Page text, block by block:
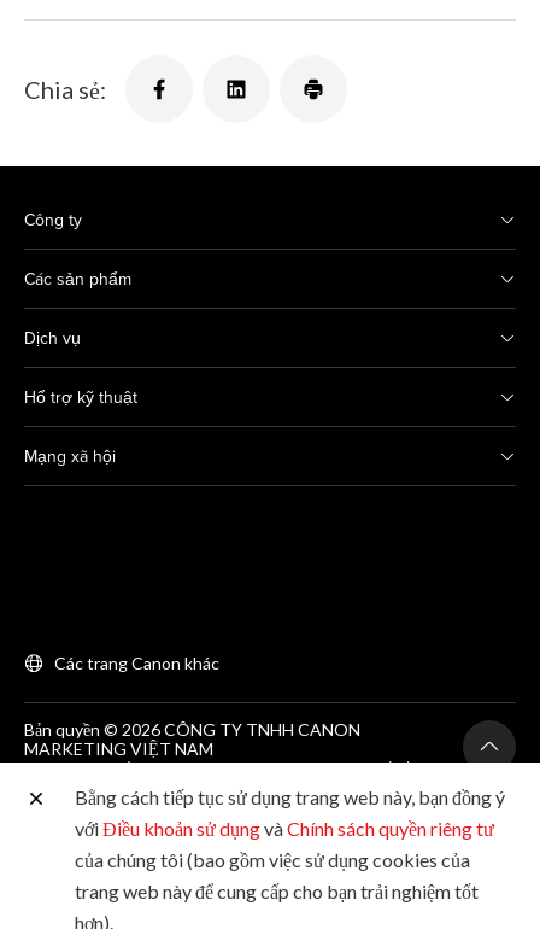
Chia sẻ:
Công ty
Các sản phẩm
Dịch vụ
Hổ trợ kỹ thuật
Mạng xã hội
Các trang Canon khác
Bản quyền © 2026 CÔNG TY TNHH CANON
MARKETING VIỆT NAM
GCNĐKDN số 0311869297, do SKH&DT HCM cấp lần
đầu ngày 25/06/2012
Phòng 203, Tầng 2, Tòa nhà Zen Plaza, 54-56 Nguyễn
Trãi, Quận 1, Thành phố Hồ Chí Minh. Tel: (+84-28)
Bằng cách tiếp tục sử dụng trang web này, bạn đồng ý
vớiĐiều khoản sử dụngvàChính sách quyền riêng tư
của chúng tôi (bao gồm việc sử dụng cookies của
trang web này để cung cấp cho bạn trải nghiệm tốt
hơn).